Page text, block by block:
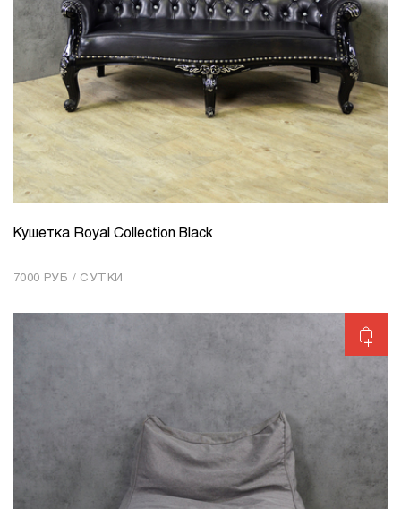
КОЛИЧЕСТВО 1
Кушетка Royal Collection Black
7000 РУБ / СУТКИ